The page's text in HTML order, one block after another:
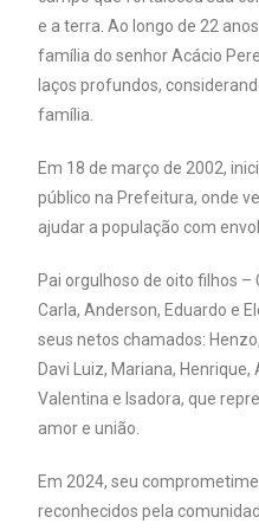
e a terra. Ao longo de 22
família do senhor Acácio
laços profundos,
família.
Em 18 de março de 2002,
público na Prefeitura, onde
ajudar a população com
Pai orgulhoso de oito filhos –
Carla, Anderson, Eduardo e
seus netos chamados:
Davi Luiz, Mariana,
Valentina e Isadora, que
amor e união.
Em 2024, seu
reconhecidos pela